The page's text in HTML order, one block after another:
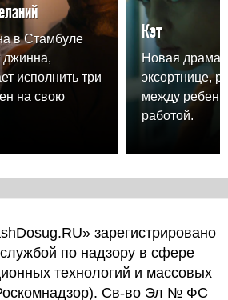
в Стамбуле
джинна,
исполнить три
на свою
Кэт
Новая драма
эксортнице,
между
работой.
зарегистрировано
по надзору в сфере
технологий и массовых
Св-во Эл № ФС